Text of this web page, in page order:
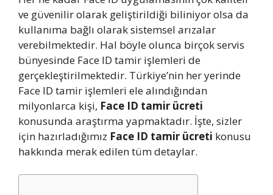
ve güvenilir olarak geliştirildiği biliniyor olsa da
kullanıma bağlı olarak sistemsel arızalar
verebilmektedir. Hal böyle olunca birçok servis
bünyesinde Face ID tamir işlemleri de
gerçekleştirilmektedir. Türkiye’nin her yerinde
Face ID tamir işlemleri ele alındığından
milyonlarca kişi, Face ID tamir ücreti
konusunda araştırma yapmaktadır. İşte, sizler
için hazırladığımız Face ID tamir ücreti konusu
hakkında merak edilen tüm detaylar.